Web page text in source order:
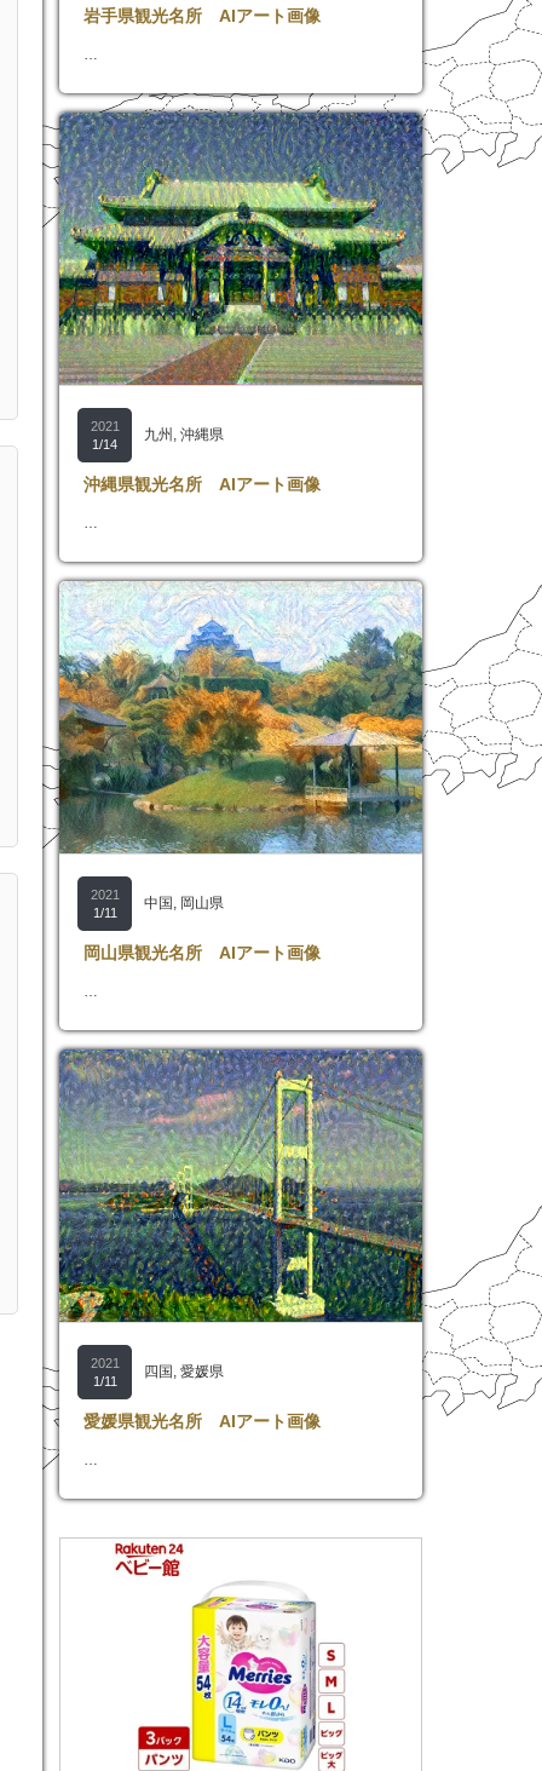
岩手県観光名所 AIアート画像
…
2021
1/14
九州 , 沖縄県
沖縄県観光名所 AIアート画像
…
2021
1/11
中国 , 岡山県
岡山県観光名所 AIアート画像
…
2021
1/11
四国 , 愛媛県
愛媛県観光名所 AIアート画像
…